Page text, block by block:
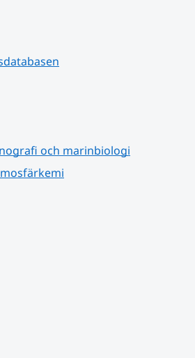
och marinbiologi